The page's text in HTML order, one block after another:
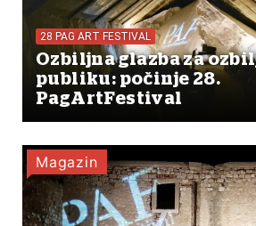
28 PAG ART FESTIVAL
Ozbiljna glazba za
publiku: počinje 28.
PagArtFestival
Magazin